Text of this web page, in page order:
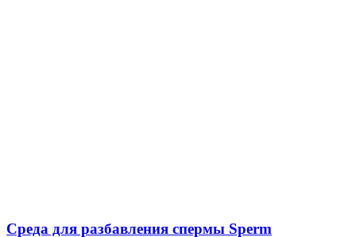
Среда для разбавления спермы Sperm